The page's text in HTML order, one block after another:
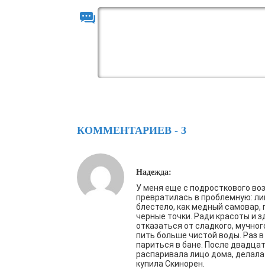
КОММЕНТАРИЕВ - 3
Надежда:
У меня еще с подросткового
превратилась в проблемную:
блестело, как медный
черные точки. Ради красоты и
отказаться от сладкого,
пить больше чистой воды. Раз
париться в бане. После
распаривала лицо дома,
купила Скинорен.